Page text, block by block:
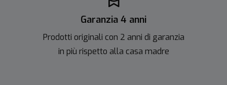
Garanzia 4 anni
Prodotti originali con 2 anni di garanzia
in più rispetto alla casa madre